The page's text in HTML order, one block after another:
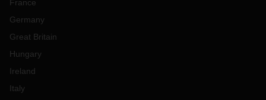
France
Germany
Great Britain
Hungary
Ireland
Italy